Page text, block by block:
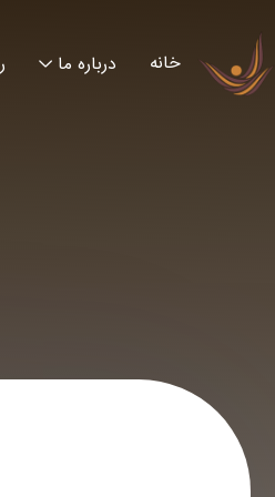
خانه درباره ما